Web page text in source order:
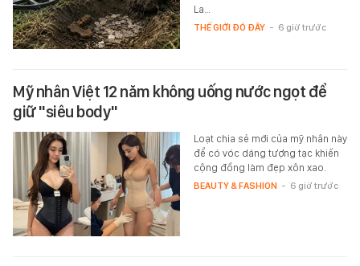
La…
THẾ GIỚI ĐÓ ĐÂY - 6 giờ trước
Mỹ nhân Việt 12 năm không uống nước ngọt để
giữ "siêu body"
Loạt chia sẻ mới của mỹ nhân này
để có vóc dáng tượng tạc khiến
cộng đồng làm đẹp xôn xao.
BEAUTY & FASHION - 6 giờ trước